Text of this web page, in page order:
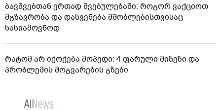
ბავშვებთან ერთად შვებულებაში: როგორ ვაქციოთ
მგზავრობა და დასვენება მშობლებისთვისაც
სასიამოვნოდ
რატომ არ იქოქება მოპედი: 4 ფარული მიზეზი და
პრობლემის მოგვარების გზები